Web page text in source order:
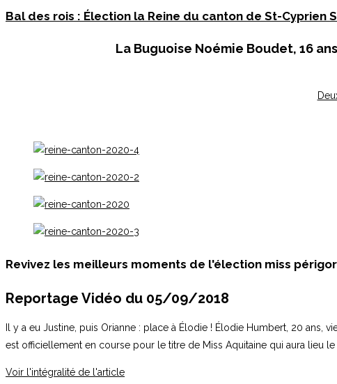
Bal des rois : Élection la Reine du canton de St-Cyprien
La Buguoise Noémie Boudet, 16
Revivez les meilleurs moments de l'élection miss
Reportage Vidéo du 05/09/2018
Il y a eu Justine, puis Orianne : place à Élodie ! Élodie Humbert, 20
est officiellement en course pour le titre de Miss Aquitaine qui aura lieu le
Voir l'intégralité de l'article